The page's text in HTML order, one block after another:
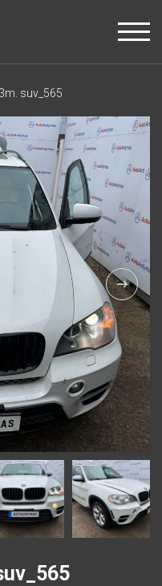
suv_565